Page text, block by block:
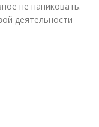
не паниковать.
деятельности